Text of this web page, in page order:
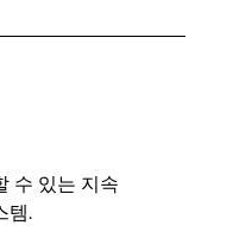
수 있는 지속
템.